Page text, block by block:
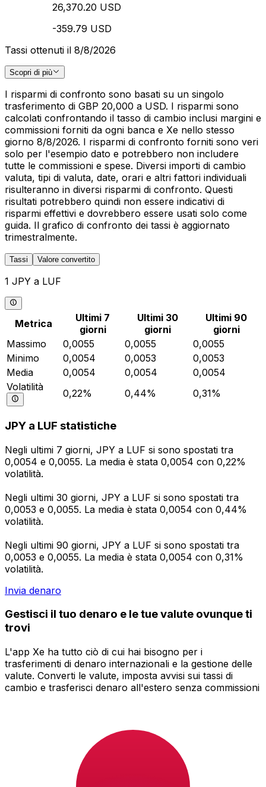
26,370.20 USD
-359.79 USD
Tassi ottenuti il 8/8/2026
Scopri di più
I risparmi di confronto sono basati su un singolo
trasferimento di GBP 20,000 a USD. I risparmi sono
calcolati confrontando il tasso di cambio inclusi margini e
commissioni forniti da ogni banca e Xe nello stesso
giorno 8/8/2026. I risparmi di confronto forniti sono veri
solo per l'esempio dato e potrebbero non includere
tutte le commissioni e spese. Diversi importi di cambio
valuta, tipi di valuta, date, orari e altri fattori individuali
risulteranno in diversi risparmi di confronto. Questi
risultati potrebbero quindi non essere indicativi di
risparmi effettivi e dovrebbero essere usati solo come
guida. Il grafico di confronto dei tassi è aggiornato
trimestralmente.
Tassi Valore convertito
1 JPY a LUF
Metrica
Ultimi 7
giorni
Ultimi 30
giorni
Ultimi 90
giorni
Massimo
0,0055 0,0055
0,0055
Minimo
0,0054 0,0053
0,0053
Media
0,0054 0,0054
0,0054
Volatilità
0,22% 0,44% 0,31%
JPY a LUF statistiche
Negli ultimi 7 giorni, JPY a LUF si sono spostati tra
0,0054 e 0,0055. La media è stata 0,0054 con 0,22%
volatilità.
Negli ultimi 30 giorni, JPY a LUF si sono spostati tra
0,0053 e 0,0055. La media è stata 0,0054 con 0,44%
volatilità.
Negli ultimi 90 giorni, JPY a LUF si sono spostati tra
0,0053 e 0,0055. La media è stata 0,0054 con 0,31%
volatilità.
Invia denaro
Gestisci il tuo denaro e le tue valute ovunque ti
trovi
L'app Xe ha tutto ciò di cui hai bisogno per i
trasferimenti di denaro internazionali e la gestione delle
valute. Converti le valute, imposta avvisi sui tassi di
cambio e trasferisci denaro all'estero senza commissioni